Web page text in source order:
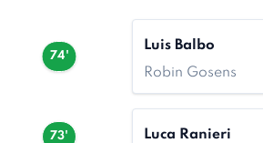
74'
Luis Balbo
Robin Gosens
73' Luca Ranieri